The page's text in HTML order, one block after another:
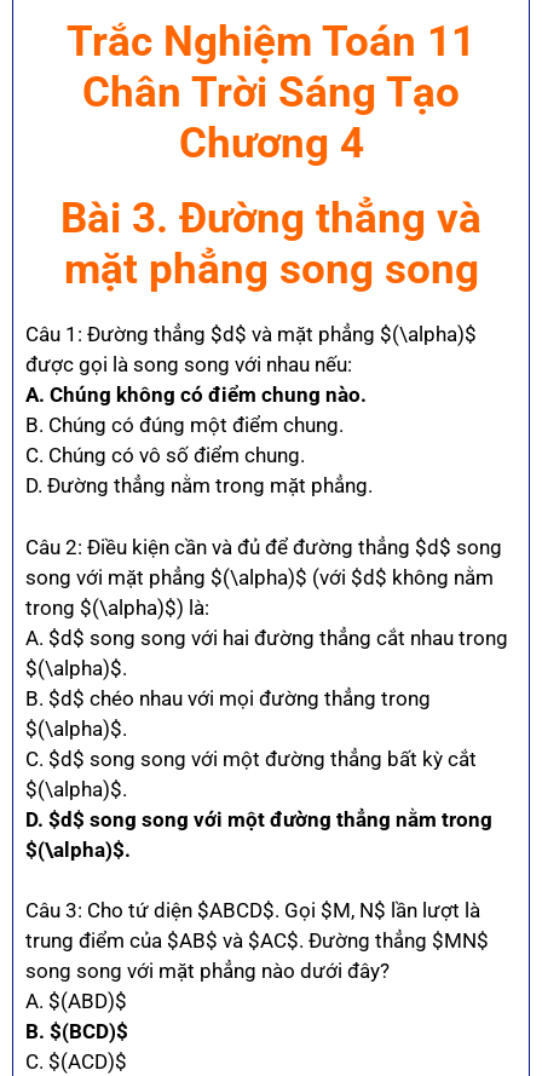
Trắc Nghiệm Toán 11
Chân Trời Sáng Tạo
Chương 4
Bài 3. Đường thẳng và
mặt phẳng song song
Câu 1: Đường thẳng $d$ và mặt phẳng $(\alpha)$
được gọi là song song với nhau nếu:
A. Chúng không có điểm chung nào.
B. Chúng có đúng một điểm chung.
C. Chúng có vô số điểm chung.
D. Đường thẳng nằm trong mặt phẳng.
Câu 2: Điều kiện cần và đủ để đường thẳng $d$ song
song với mặt phẳng $(\alpha)$ (với $d$ không nằm
trong $(\alpha)$) là:
A. $d$ song song với hai đường thẳng cắt nhau trong
$(\alpha)$.
B. $d$ chéo nhau với mọi đường thẳng trong
$(\alpha)$.
C. $d$ song song với một đường thẳng bất kỳ cắt
$(\alpha)$.
D. $d$ song song với một đường thẳng nằm trong
$(\alpha)$.
Câu 3: Cho tứ diện $ABCD$. Gọi $M, N$ lần lượt là
trung điểm của $AB$ và $AC$. Đường thẳng $MN$
song song với mặt phẳng nào dưới đây?
A. $(ABD)$
B. $(BCD)$
C. $(ACD)$